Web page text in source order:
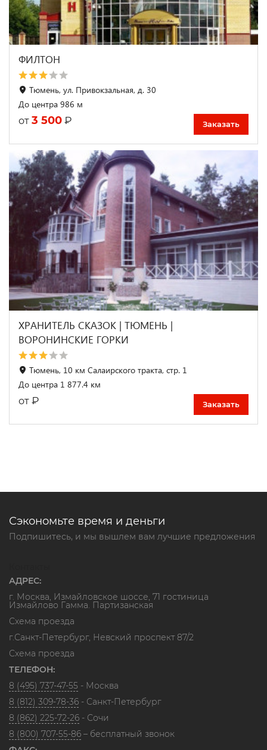
ФИЛТОН
Тюмень, ул. Привокзальная, д. 30
До центра 986 м
от 3 500 ₽ Заказать
ХРАНИТЕЛЬ СКАЗОК | ТЮМЕНЬ |
ВОРОНИНСКИЕ ГОРКИ
Тюмень, 10 км Салаирского тракта, стр. 1
До центра 1 877.4 км
от ₽ Заказать
Сэкономьте время и деньги
Подпишитесь, и мы вышлем вам лучшие предложения
АДРЕС:
г. Москва, Измайловское шоссе, 71 гостиница
Измайлово Гамма. Партизанская
Схема проезда
г.Санкт-Петербург, Невский проспект 87/2
Схема проезда
ТЕЛЕФОН:
8 (495) 737-47-55 - Москва
8 (812) 309-78-36 - Санкт-Петербург
8 (862) 225-72-26 - Сочи
8 (800) 707-55-86 – бесплатный звонок